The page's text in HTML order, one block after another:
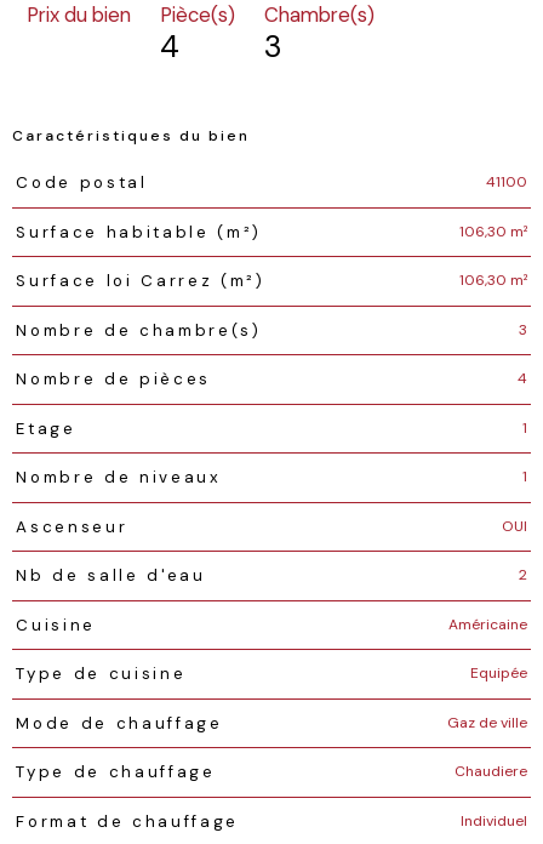
Prix du bien Pièce(s)
4
Chambre(s)
3
Caractéristiques du bien
Caractéristiques
Code postal 41100
Surface habitable (m²) 106,30 m²
Surface loi Carrez (m²) 106,30 m²
Nombre de chambre(s) 3
Nombre de pièces 4
Etage 1
Nombre de niveaux 1
Ascenseur OUI
Nb de salle d'eau 2
Cuisine Américaine
Type de cuisine Equipée
Mode de chauffage Gaz de ville
Type de chauffage Chaudiere
Format de chauffage Individuel